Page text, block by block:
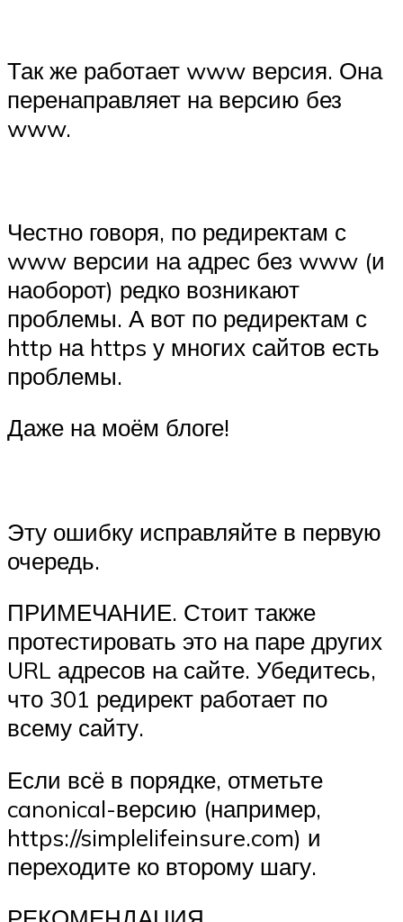
Так же работает www версия. Она
перенаправляет на версию без
www.
Честно говоря, по редиректам с
www версии на адрес без www (и
наоборот) редко возникают
проблемы. А вот по редиректам с
http на https у многих сайтов есть
проблемы.
Даже на моём блоге!
Эту ошибку исправляйте в первую
очередь.
ПРИМЕЧАНИЕ. Стоит также
протестировать это на паре других
URL адресов на сайте. Убедитесь,
что 301 редирект работает по
всему сайту.
Если всё в порядке, отметьте
canonical-версию (например,
https://simplelifeinsure.com) и
переходите ко второму шагу.